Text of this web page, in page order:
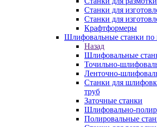
Станки для
Станки для
Крафтформеры
Шлифовальные станки по
Назад
Шлифовальные
Точильно-
Ленточно-
Станки для
труб
Заточные станки
Шлифовально-
Полировальные